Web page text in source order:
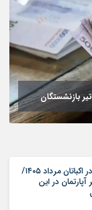
بازنشستگان
لیست قیمت خرید مسکن در اکباتان مرداد ۱۴۰۵/
در این